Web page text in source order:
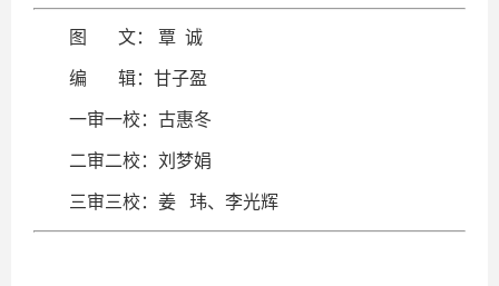
图 文： 覃 诚
编 辑：甘子盈
一审一校：古惠冬
二审二校：刘梦娟
三审三校：姜 玮、李光辉